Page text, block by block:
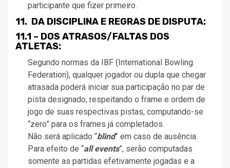
participante que fizer primeiro.
11. DA DISCIPLINA E REGRAS DE DISPUTA:
11.1 – DOS ATRASOS/FALTAS DOS
ATLETAS:
Segundo normas da IBF (International Bowling
Federation), qualquer jogador ou dupla que chegar
atrasada poderá iniciar sua participação no par de
pista designado, respeitando o frame e ordem de
jogo de suas respectivas pistas, computando-se
“zero” para os frames já completados.
Não será aplicado “blind” em caso de ausência.
Para efeito de “all events”, serão computadas
somente as partidas efetivamente jogadas e a